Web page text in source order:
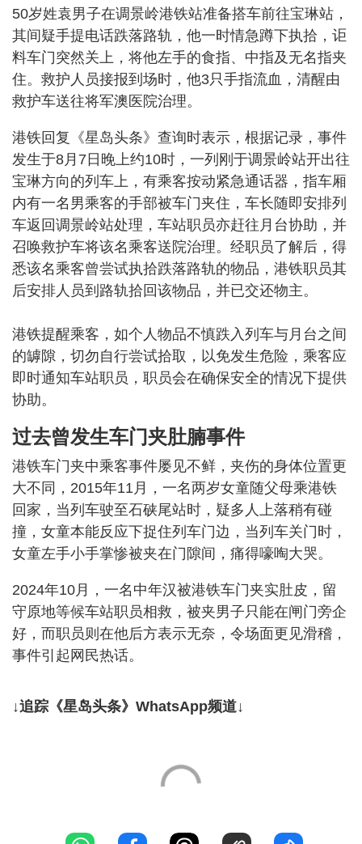
50岁姓袁男子在调景岭港铁站准备搭车前往宝琳站，
其间疑手提电话跌落路轨，他一时情急蹲下执拾，讵
料车门突然关上，将他左手的食指、中指及无名指夹
住。救护人员接报到场时，他3只手指流血，清醒由
救护车送往将军澳医院治理。
港铁回复《星岛头条》查询时表示，根据记录，事件
发生于8月7日晚上约10时，一列刚于调景岭站开出往
宝琳方向的列车上，有乘客按动紧急通话器，指车厢
内有一名男乘客的手部被车门夹住，车长随即安排列
车返回调景岭站处理，车站职员亦赶往月台协助，并
召唤救护车将该名乘客送院治理。经职员了解后，得
悉该名乘客曾尝试执拾跌落路轨的物品，港铁职员其
后安排人员到路轨拾回该物品，并已交还物主。
港铁提醒乘客，如个人物品不慎跌入列车与月台之间
的罅隙，切勿自行尝试拾取，以免发生危险，乘客应
即时通知车站职员，职员会在确保安全的情况下提供
协助。
过去曾发生车门夹肚腩事件
港铁车门夹中乘客事件屡见不鲜，夹伤的身体位置更
大不同，2015年11月，一名两岁女童随父母乘港铁
回家，当列车驶至石硖尾站时，疑多人上落稍有碰
撞，女童本能反应下捉住列车门边，当列车关门时，
女童左手小手掌惨被夹在门隙间，痛得嚎啕大哭。
2024年10月，一名中年汉被港铁车门夹实肚皮，留
守原地等候车站职员相救，被夹男子只能在闸门旁企
好，而职员则在他后方表示无奈，令场面更见滑稽，
事件引起网民热话。
↓追踪《星岛头条》WhatsApp频道↓